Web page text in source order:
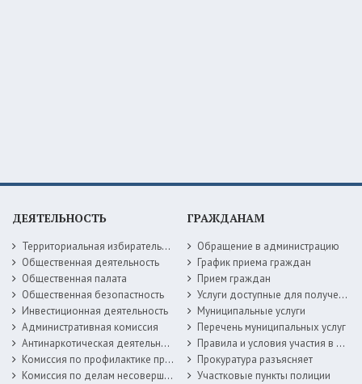
ДЕЯТЕЛЬНОСТЬ
Территориальная избирательная комиссия
Общественная деятельность
Общественная палата
Общественная безопастность
Инвестиционная деятельность
Административная комиссия
Антинаркотическая деятельность
Комиссия по профилактике правонарушений
Комиссия по делам несовершеннолетних
ГРАЖДАНАМ
Обращение в администрацию
График приема граждан
Прием граждан
Услуги доступные для получения в электронной форме
Муниципальные услуги
Перечень муниципальных услуг
Правила и условия участия в жилищных программах
Прокуратура разъясняет
Участковые пункты полиции